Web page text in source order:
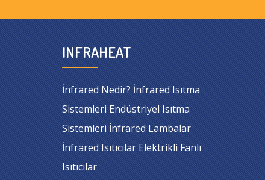
INFRAHEAT
İnfrared Nedir? İnfrared Isıtma
Sistemleri Endüstriyel Isıtma
Sistemleri İnfrared Lambalar
İnfrared Isıtıcılar Elektrikli Fanlı
Isıtıcılar